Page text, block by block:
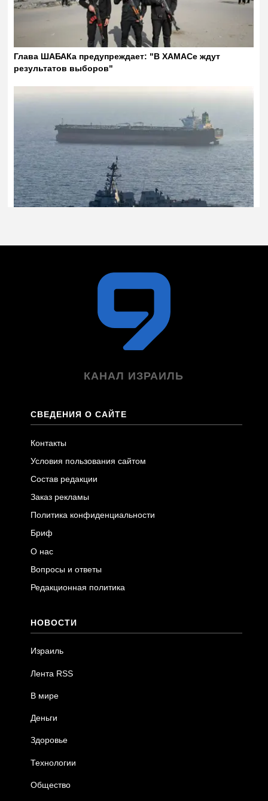
КАНАЛ ИЗРАИЛЬ
СВЕДЕНИЯ О САЙТЕ
Контакты
Условия пользования сайтом
Состав редакции
Заказ рекламы
Политика конфиденциальности
Бриф
О нас
Вопросы и ответы
Редакционная политика
НОВОСТИ
Израиль
Лента RSS
В мире
Деньги
Здоровье
Технологии
Общество